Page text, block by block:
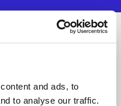
and ads, to
to analyse our traffic.